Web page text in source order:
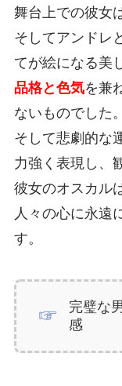
舞台上での彼女
そしてアンドレ
てが絵になる美
品格と色気を兼
ないものでした
そして悲劇的な
力強く表現し、
彼女のオスカル
人々の心に永遠
す。
完璧な
感